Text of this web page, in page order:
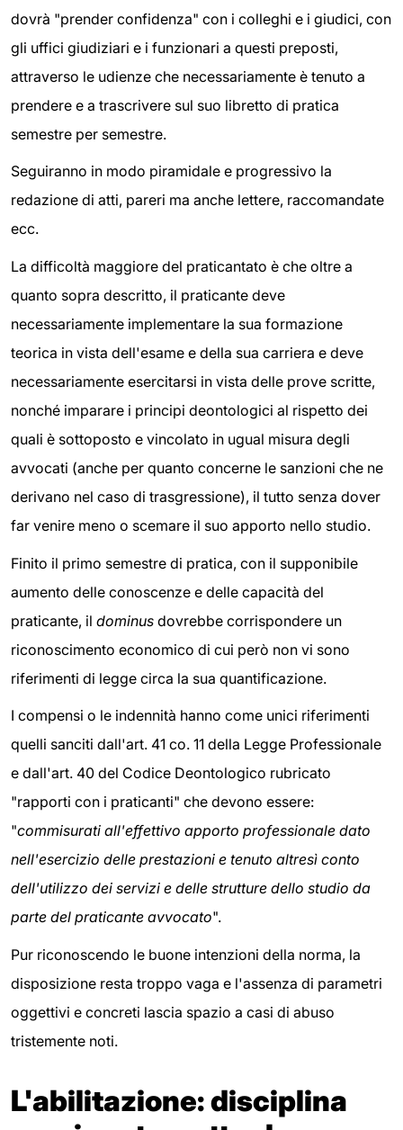
dovrà "prender confidenza" con i colleghi e i giudici, con
gli uffici giudiziari e i funzionari a questi preposti,
attraverso le udienze che necessariamente è tenuto a
prendere e a trascrivere sul suo libretto di pratica
semestre per semestre.
Seguiranno in modo piramidale e progressivo la
redazione di atti, pareri ma anche lettere, raccomandate
ecc.
La difficoltà maggiore del praticantato è che oltre a
quanto sopra descritto, il praticante deve
necessariamente implementare la sua formazione
teorica in vista dell'esame e della sua carriera e deve
necessariamente esercitarsi in vista delle prove scritte,
nonché imparare i principi deontologici al rispetto dei
quali è sottoposto e vincolato in ugual misura degli
avvocati (anche per quanto concerne le sanzioni che ne
derivano nel caso di trasgressione), il tutto senza dover
far venire meno o scemare il suo apporto nello studio.
Finito il primo semestre di pratica, con il supponibile
aumento delle conoscenze e delle capacità del
praticante, il dominus dovrebbe corrispondere un
riconoscimento economico di cui però non vi sono
riferimenti di legge circa la sua quantificazione.
I compensi o le indennità hanno come unici riferimenti
quelli sanciti dall'art. 41 co. 11 della Legge Professionale
e dall'art. 40 del Codice Deontologico rubricato
"rapporti con i praticanti" che devono essere:
"commisurati all'effettivo apporto professionale dato
nell'esercizio delle prestazioni e tenuto altresì conto
dell'utilizzo dei servizi e delle strutture dello studio da
parte del praticante avvocato".
Pur riconoscendo le buone intenzioni della norma, la
disposizione resta troppo vaga e l'assenza di parametri
oggettivi e concreti lascia spazio a casi di abuso
tristemente noti.
L'abilitazione: disciplina